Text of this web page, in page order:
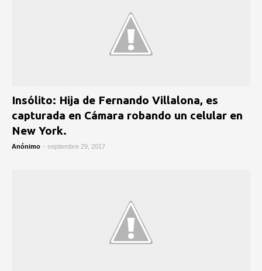
Insólito: Hija de Fernando Villalona, es
capturada en Cámara robando un celular en
New York.
Anónimo - septiembre 29, 2017